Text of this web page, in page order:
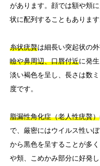
があります。顔では額や頬
状に配列することもあります
糸状疣贅は細長い突起状の
瞼や鼻周辺、口唇付近に発
淡い褐色を呈し、長さは数
度です。
脂漏性角化症（老人性疣贅）
で、厳密にはウイルス性い
から黒色を呈することが多
や頬、こめかみ部分に好発し